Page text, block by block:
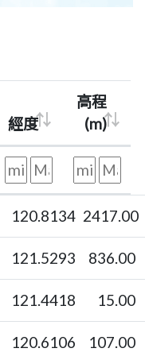
經度
高程
(m)
120.8134 2417.00
121.5293 836.00
121.4418 15.00
120.6106 107.00